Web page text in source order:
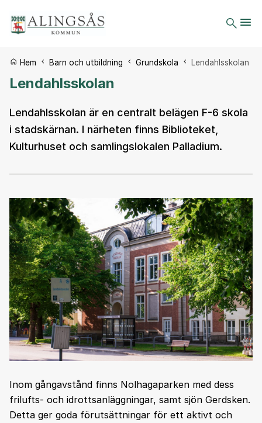
Du är här:
Hem Barn och utbildning Grundskola Lendahlsskolan
Lendahlsskolan
Lendahlsskolan är en centralt belägen F-6 skola
i stadskärnan. I närheten finns Biblioteket,
Kulturhuset och samlingslokalen Palladium.
Inom gångavstånd finns Nolhagaparken med dess
frilufts- och idrottsanläggningar, samt sjön Gerdsken.
Detta ger goda förutsättningar för ett aktivt och